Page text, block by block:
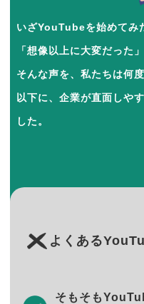
いざYouTubeを始めてみ
「想像以上に大変だった
そんな声を、私たちは何
以下に、企業が直面しや
した。
よくある
そもそも